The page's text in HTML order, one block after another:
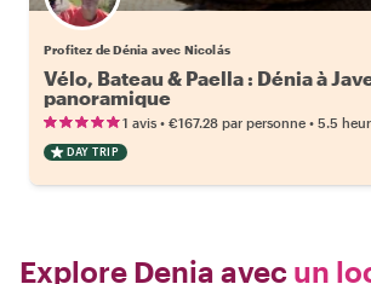
Profitez de Dénia avec Nicolás
Vélo, Bateau & Paella : Dénia à
panoramique
1 avis • €167.28 par personne • 5.5
DAY TRIP
Explore Denia avec un